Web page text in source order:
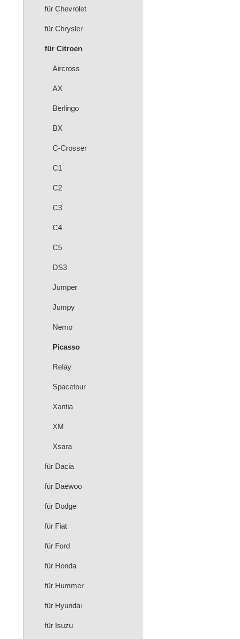
für Chevrolet
für Chrysler
für Citroen
Aircross
AX
Berlingo
BX
C-Crosser
C1
C2
C3
C4
C5
DS3
Jumper
Jumpy
Nemo
Picasso
Relay
Spacetour
Xantia
XM
Xsara
für Dacia
für Daewoo
für Dodge
für Fiat
für Ford
für Honda
für Hummer
für Hyundai
für Isuzu